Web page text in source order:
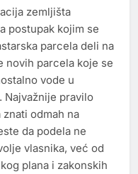
zemljišta
postupak kojim se
parcela deli na
novih parcela koje se
vode u
Najvažnije pravilo
odmah na
da podela ne
vlasnika, već od
plana i zakonskih